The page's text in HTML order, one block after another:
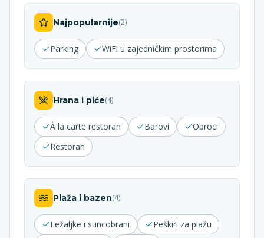
Najpopularnije(2)
Parking WiFi u zajedničkim prostorima
Hrana i piće(4)
À la carte restoran Barovi
Obroci
Restoran
Plaža i bazen(4)
Ležaljke i suncobrani
Peškiri za plažu